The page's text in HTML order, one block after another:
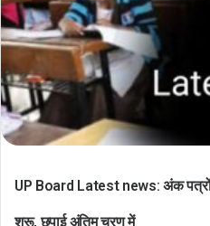
UP Board Latest news: अंक पत्रों
शुरू, छपाई अंतिम चरण में